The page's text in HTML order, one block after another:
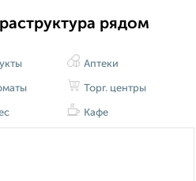
рядом
Аптеки
Торг. центры
Кафе